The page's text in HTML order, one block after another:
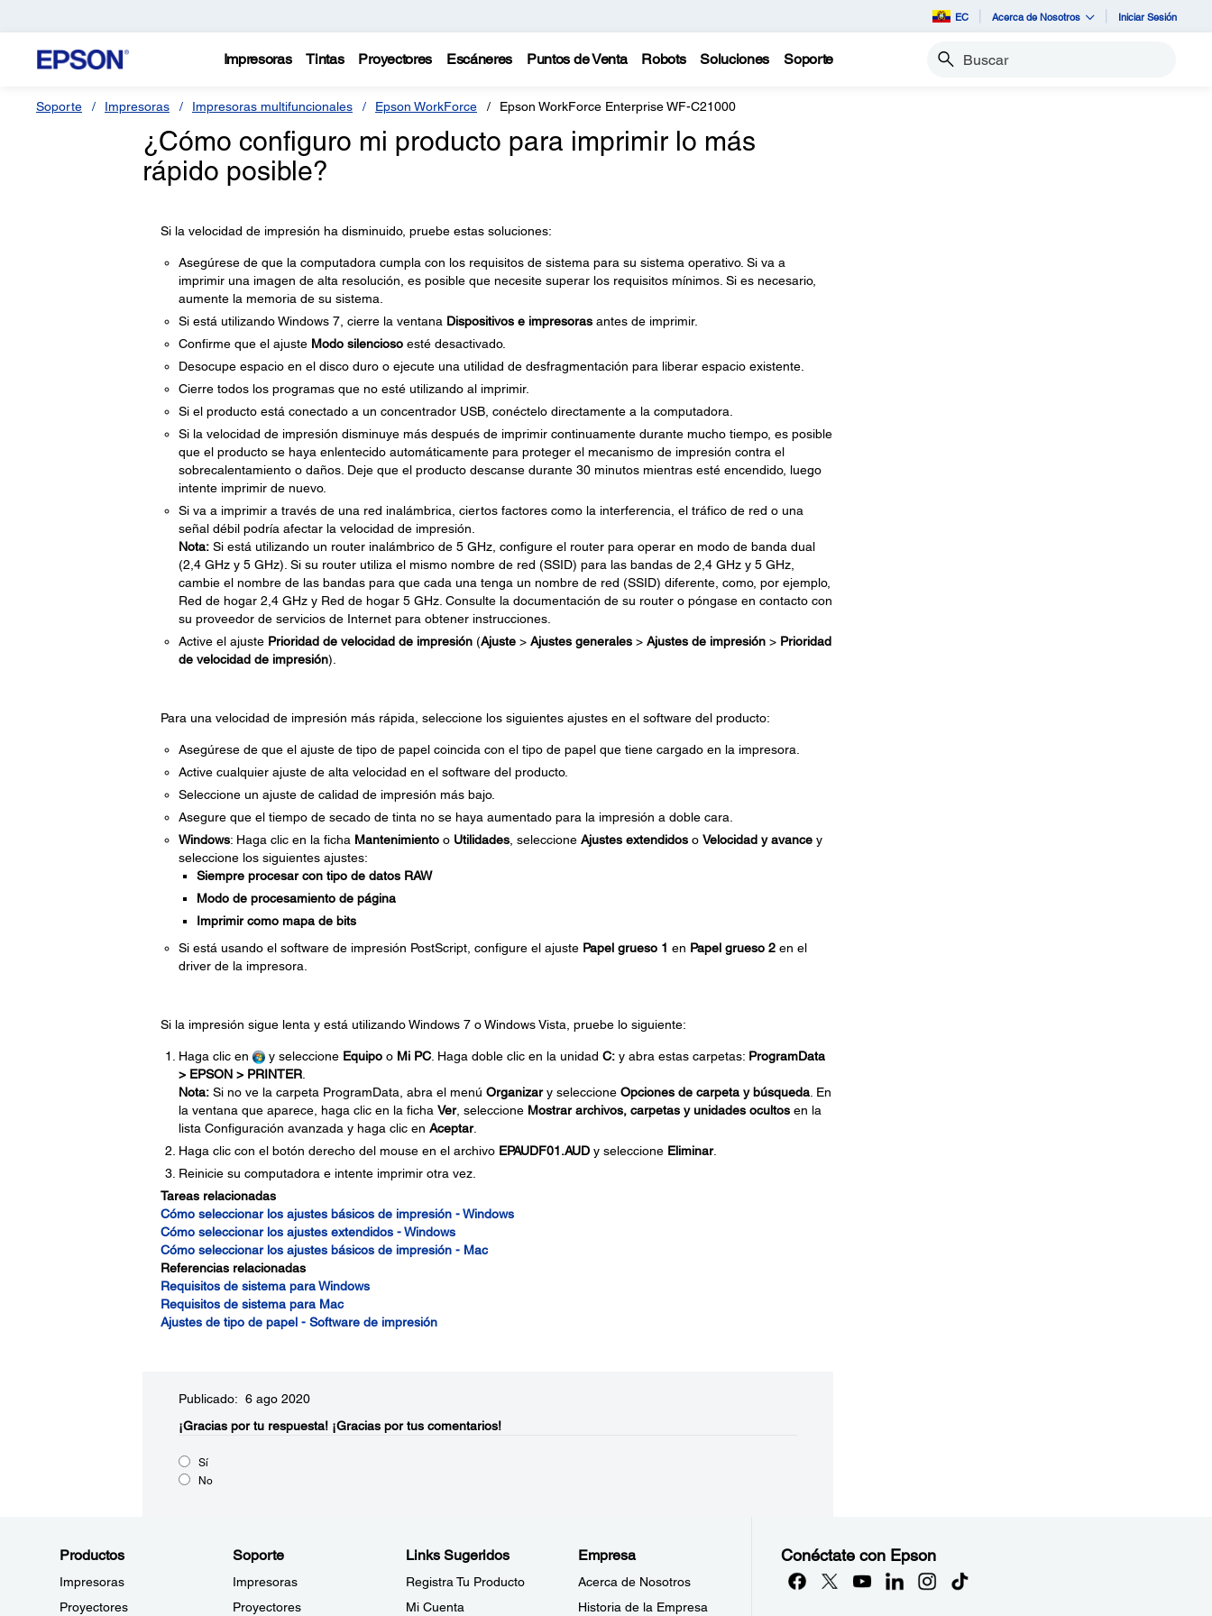
EC Acerca de Nosotros Iniciar Sesión
Impresoras Tintas Proyectores Escáneres Puntos de Venta Robots Soluciones Soporte Buscar
Soporte Impresoras Impresoras multifuncionales Epson WorkForce Epson WorkForce Enterprise WF-C21000
¿Cómo configuro mi producto para imprimir lo más
rápido posible?
Si la velocidad de impresión ha disminuido, pruebe estas soluciones:
Asegúrese de que la computadora cumpla con los requisitos de sistema para su sistema operativo. Si va a
imprimir una imagen de alta resolución, es posible que necesite superar los requisitos mínimos. Si es necesario,
aumente la memoria de su sistema.
Si está utilizando Windows 7, cierre la ventana Dispositivos e impresorasantes de imprimir.
Confirme que el ajuste Modo silenciosoesté desactivado.
Desocupe espacio en el disco duro o ejecute una utilidad de desfragmentación para liberar espacio existente.
Cierre todos los programas que no esté utilizando al imprimir.
Si el producto está conectado a un concentrador USB, conéctelo directamente a la computadora.
Si la velocidad de impresión disminuye más después de imprimir continuamente durante mucho tiempo, es posible
que el producto se haya enlentecido automáticamente para proteger el mecanismo de impresión contra el
sobrecalentamiento o daños. Deje que el producto descanse durante 30 minutos mientras esté encendido, luego
intente imprimir de nuevo.
Si va a imprimir a través de una red inalámbrica, ciertos factores como la interferencia, el tráfico de red o una
señal débil podría afectar la velocidad de impresión.
Nota:Si está utilizando un router inalámbrico de 5 GHz, configure el router para operar en modo de banda dual
(2,4 GHz y 5 GHz). Si su router utiliza el mismo nombre de red (SSID) para las bandas de 2,4 GHz y 5 GHz,
cambie el nombre de las bandas para que cada una tenga un nombre de red (SSID) diferente, como, por ejemplo,
Red de hogar 2,4 GHz y Red de hogar 5 GHz. Consulte la documentación de su router o póngase en contacto con
su proveedor de servicios de Internet para obtener instrucciones.
Active el ajuste Prioridad de velocidad de impresión(Ajuste> Ajustes generales> Ajustes de impresión> Prioridad
de velocidad de impresión).
Para una velocidad de impresión más rápida, seleccione los siguientes ajustes en el software del producto:
Asegúrese de que el ajuste de tipo de papel coincida con el tipo de papel que tiene cargado en la impresora.
Active cualquier ajuste de alta velocidad en el software del producto.
Seleccione un ajuste de calidad de impresión más bajo.
Asegure que el tiempo de secado de tinta no se haya aumentado para la impresión a doble cara.
Windows: Haga clic en la ficha Mantenimientoo Utilidades, seleccione Ajustes extendidoso Velocidad y avancey
seleccione los siguientes ajustes:
Siempre procesar con tipo de datos RAW
Modo de procesamiento de página
Imprimir como mapa de bits
Si está usando el software de impresión PostScript, configure el ajuste Papel grueso 1 en Papel grueso 2en el
driver de la impresora.
Si la impresión sigue lenta y está utilizando Windows 7 o Windows Vista, pruebe lo siguiente:
Haga clic en y seleccione Equipoo Mi PC. Haga doble clic en la unidad C:y abra estas carpetas: ProgramData
> EPSON > PRINTER.
Nota:Si no ve la carpeta ProgramData, abra el menú Organizary seleccione Opciones de carpeta y búsqueda. En
la ventana que aparece, haga clic en la ficha Ver, seleccione Mostrar archivos, carpetas y unidades ocultosen la
lista Configuración avanzada y haga clic en Aceptar.
Haga clic con el botón derecho del mouse en el archivo EPAUDF01.AUDy seleccione Eliminar.
Reinicie su computadora e intente imprimir otra vez.
Tareas relacionadas
Cómo seleccionar los ajustes básicos de impresión - Windows
Cómo seleccionar los ajustes extendidos - Windows
Cómo seleccionar los ajustes básicos de impresión - Mac
Referencias relacionadas
Requisitos de sistema para Windows
Requisitos de sistema para Mac
Ajustes de tipo de papel - Software de impresión
Publicado: 6 ago 2020
¡Gracias por tu respuesta! ¡Gracias por tus comentarios!
Sí
No
Productos
Impresoras
Proyectores
Soporte
Impresoras
Proyectores
Links Sugeridos
Registra Tu Producto
Mi Cuenta
Empresa
Acerca de Nosotros
Historia de la Empresa
Conéctate con Epson